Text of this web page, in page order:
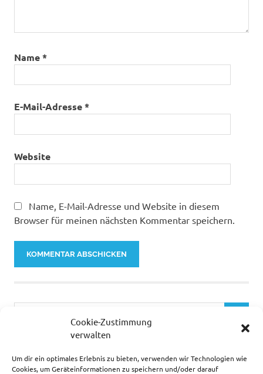
Cookie-Zustimmung
verwalten
Um dir ein optimales Erlebnis zu bieten, verwenden wir Technologien wie
Cookies, um Geräteinformationen zu speichern und/oder darauf
Name*
E-Mail-Adresse*
Website
Name, E-Mail-Adresse und Website in diesem
Browser für meinen nächsten Kommentar speichern.
… ZUR ZEIT SEHR BELIEBT.